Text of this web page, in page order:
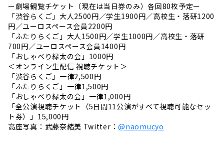
ー劇場観覧チケット（現在は当日券のみ）各回80枚予定ー
「渋谷らくご」大人2500円／学生1900円／高校生・落研1200
円／ユーロスペース会員2200円
「ふたりらくご」大人1500円／学生1000円／高校生・落研
700円／ユーロスペース会員1400円
「おしゃべり緑太の会」1000円
＜オンライン生配信 視聴チケット＞
「渋谷らくご」一律2,500円
「ふたりらくご」一律1,500円
「おしゃべり緑太の会」一律1,000円
「全公演視聴チケット（5日間11公演がすべて視聴可能なセッ
ト券）」15,000円
高座写真：武藤奈緒美 Twitter：@naomucyo